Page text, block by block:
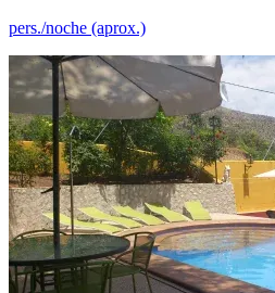
pers./noche (aprox.)